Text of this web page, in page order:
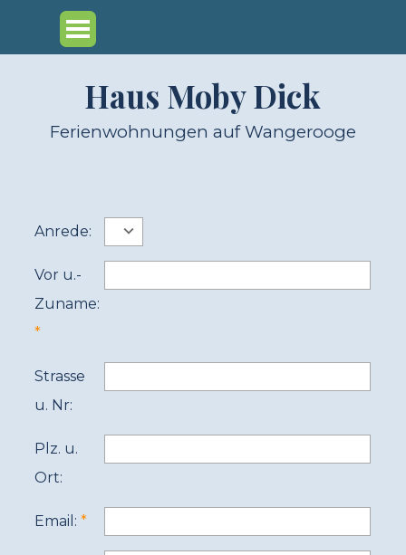
Menü überspringen
Haus Moby Dick
Ferienwohnungen auf Wangerooge
Anrede:
Vor u.-
Zuname:
Strasse
u. Nr:
Plz. u.
Ort:
Email: